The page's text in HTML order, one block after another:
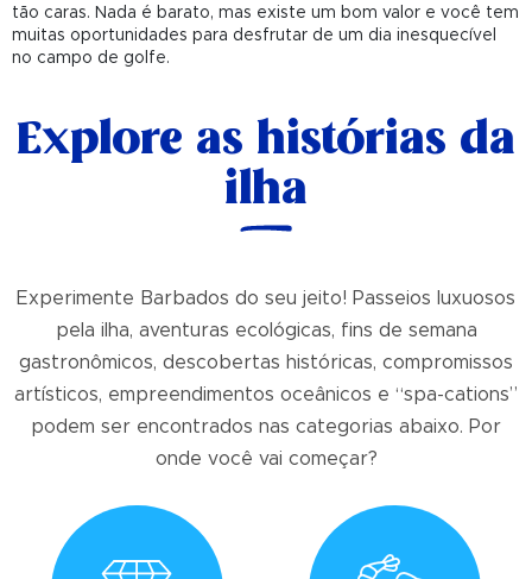
tão caras. Nada é barato, mas existe um bom valor e você tem
muitas oportunidades para desfrutar de um dia inesquecível
no campo de golfe.
Explore as histórias da
ilha
Experimente Barbados do seu jeito! Passeios luxuosos
pela ilha, aventuras ecológicas, fins de semana
gastronômicos, descobertas históricas, compromissos
artísticos, empreendimentos oceânicos e “spa-cations”
podem ser encontrados nas categorias abaixo. Por
onde você vai começar?